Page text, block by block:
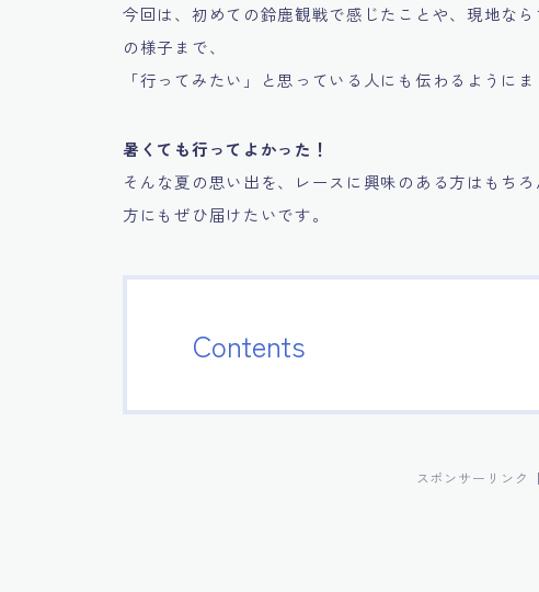
今回は、初めての鈴鹿観戦で感じたことや、現地な
の様子まで、
「行ってみたい」と思っている人にも伝わるようにま
暑くても行ってよかった！
そんな夏の思い出を、レースに興味のある方はもち
方にもぜひ届けたいです。
Contents
スポンサーリンク【